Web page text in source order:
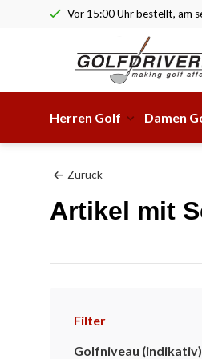
Vor 15:00 Uhr bestellt, am
Herren Golf Damen
Zurück
Artikel mit
Filter
Golfniveau (indikativ)